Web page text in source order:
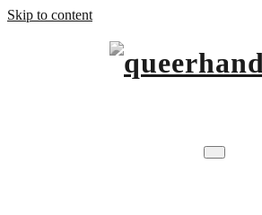
Skip to content
queerhandicap